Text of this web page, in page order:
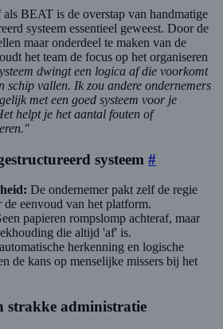
BEAT is de overstap van handmatige
systeem essentieel geweest. Door de
maar onderdeel te maken van de
het team de focus op het organiseren
dwingt een logica af die voorkomt
schip vallen. Ik zou andere ondernemers
met een goed systeem voor je
helpt je het aantal fouten of
systeem #
De ondernemer pakt zelf de regie
eenvoud van het platform.
papieren rompslomp achteraf, maar
die altijd 'af' is.
herkenning en logische
de kans op menselijke missers bij het
strakke administratie